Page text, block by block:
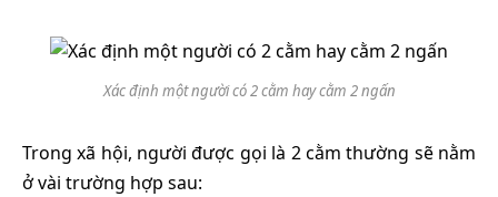
Xác định một người có 2 cằm hay cằm 2 ngấn
Trong xã hội, người được gọi là 2 cằm thường sẽ nằm
ở vài trường hợp sau: